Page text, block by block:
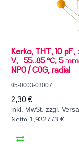
Kerko, THT, 10 pF,
V, -55..85 °C, 5
NP0 / C0G, radial
05-0003-03007
2,30 €
inkl. MwSt. zzgl.
Netto 1,932773 €